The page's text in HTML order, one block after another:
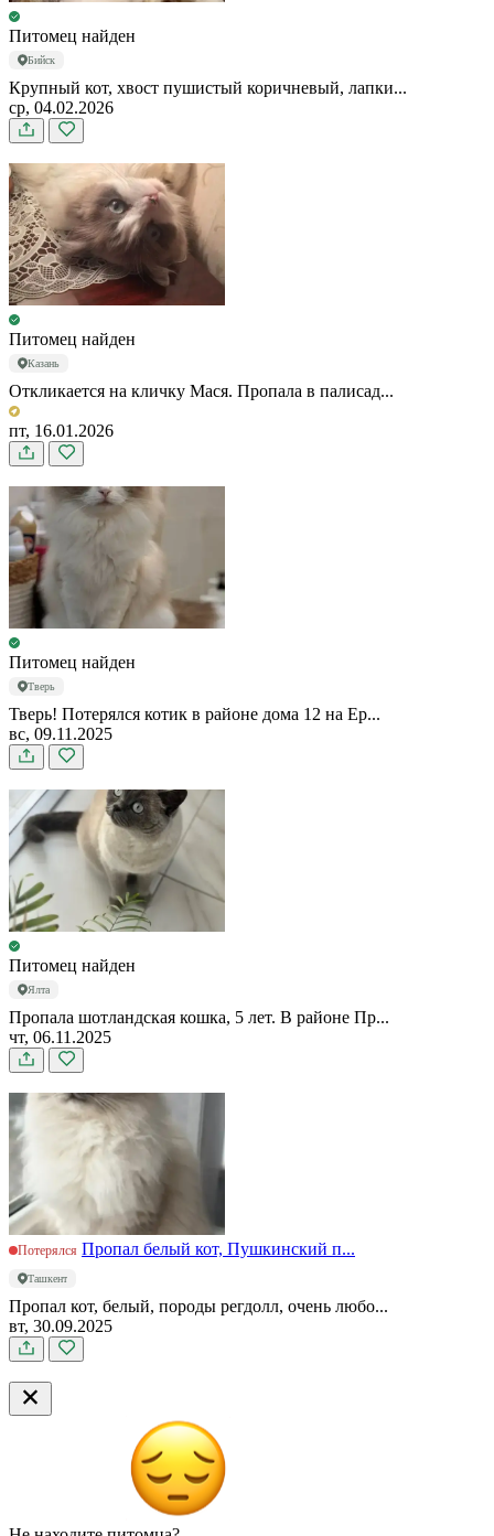
Питомец найден
Бийск
Крупный кот, хвост пушистый коричневый, лапки...
ср, 04.02.2026
Питомец найден
Казань
Откликается на кличку Мася. Пропала в палисад...
пт, 16.01.2026
Питомец найден
Тверь
Тверь! Потерялся котик в районе дома 12 на Ер...
вс, 09.11.2025
Питомец найден
Ялта
Пропала шотландская кошка, 5 лет. В районе Пр...
чт, 06.11.2025
Потерялся Пропал белый кот, Пушкинский п...
Ташкент
Пропал кот, белый, породы регдолл, очень любо...
вт, 30.09.2025